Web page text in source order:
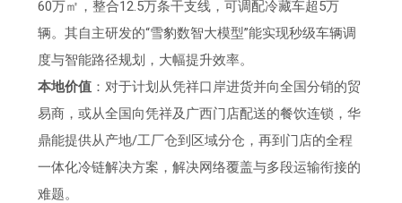
60万㎡，整合12.5万条干支线，可调配冷藏车超5万
辆。其自主研发的“雪豹数智大模型”能实现秒级车辆调
度与智能路径规划，大幅提升效率。
本地价值 ：对于计划从凭祥口岸进货并向全国分销的贸
易商，或从全国向凭祥及广西门店配送的餐饮连锁，华
鼎能提供从产地/工厂仓到区域分仓，再到门店的全程
一体化冷链解决方案，解决网络覆盖与多段运输衔接的
难题。